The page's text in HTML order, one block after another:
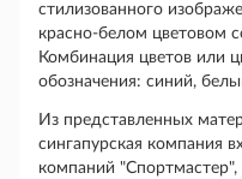
стилизованного
красно-белом цветовом
Комбинация цветов или
обозначения: синий,
Из представленных
сингапурская компания
компаний